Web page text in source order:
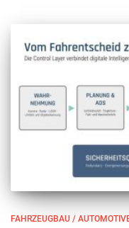
FAHRZEUGBAU /